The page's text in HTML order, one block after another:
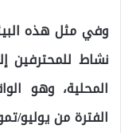
وفي مثل هذه
نشاط للمحترفين
المحلية، وهو